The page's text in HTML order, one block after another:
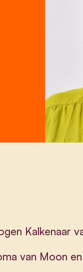
Kalkenaar
van Moon